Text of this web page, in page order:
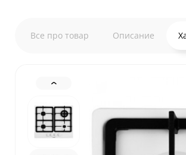
Все про товар Описание